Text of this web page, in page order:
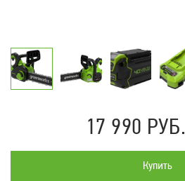
17 990 РУБ.
Купить